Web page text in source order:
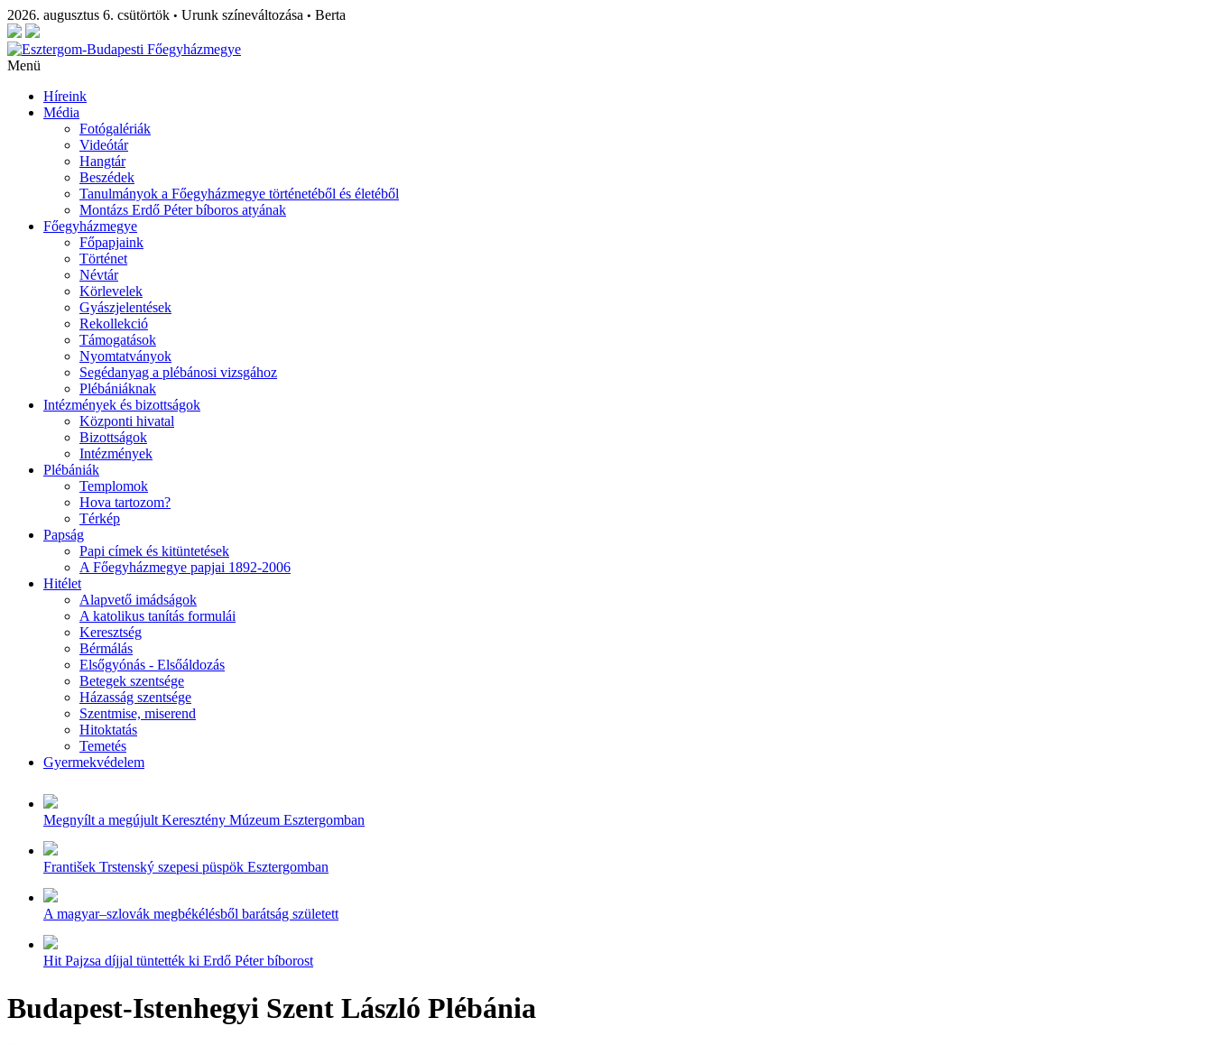
2026. augusztus 6. csütörtök • Urunk színeváltozása • Berta
Menü
Híreink
Média
Fotógalériák
Videótár
Hangtár
Beszédek
Tanulmányok a Főegyházmegye történetéből és életéből
Montázs Erdő Péter bíboros atyának
Főegyházmegye
Főpapjaink
Történet
Névtár
Körlevelek
Gyászjelentések
Rekollekció
Támogatások
Nyomtatványok
Segédanyag a plébánosi vizsgához
Plébániáknak
Intézmények és bizottságok
Központi hivatal
Bizottságok
Intézmények
Plébániák
Templomok
Hova tartozom?
Térkép
Papság
Papi címek és kitüntetések
A Főegyházmegye papjai 1892-2006
Hitélet
Alapvető imádságok
A katolikus tanítás formulái
Keresztség
Bérmálás
Elsőgyónás - Elsőáldozás
Betegek szentsége
Házasság szentsége
Szentmise, miserend
Hitoktatás
Temetés
Gyermekvédelem
Megnyílt a megújult Keresztény Múzeum Esztergomban
František Trstenský szepesi püspök Esztergomban
A magyar–szlovák megbékélésből barátság született
Hit Pajzsa díjjal tüntették ki Erdő Péter bíborost
Budapest-Istenhegyi Szent László Plébánia